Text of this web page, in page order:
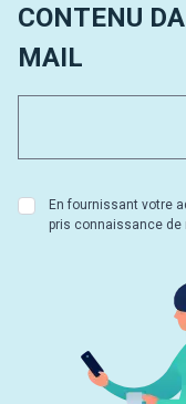
CONTENU
MAIL
En fournissant votre
pris connaissance de